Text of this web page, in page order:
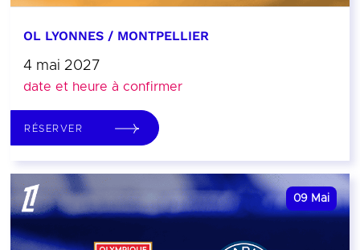
OL LYONNES / MONTPELLIER
4 mai 2027
date et heure à confirmer
RÉSERVER
09 Mai